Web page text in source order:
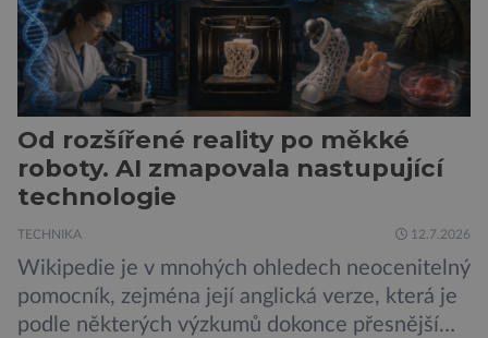
Od rozšířené reality po měkké
roboty. AI zmapovala nastupující
technologie
TECHNIKA 12.7.2026
Wikipedie je v mnohých ohledech neocenitelný
pomocník, zejména její anglická verze, která je
podle některých výzkumů dokonce přesnější